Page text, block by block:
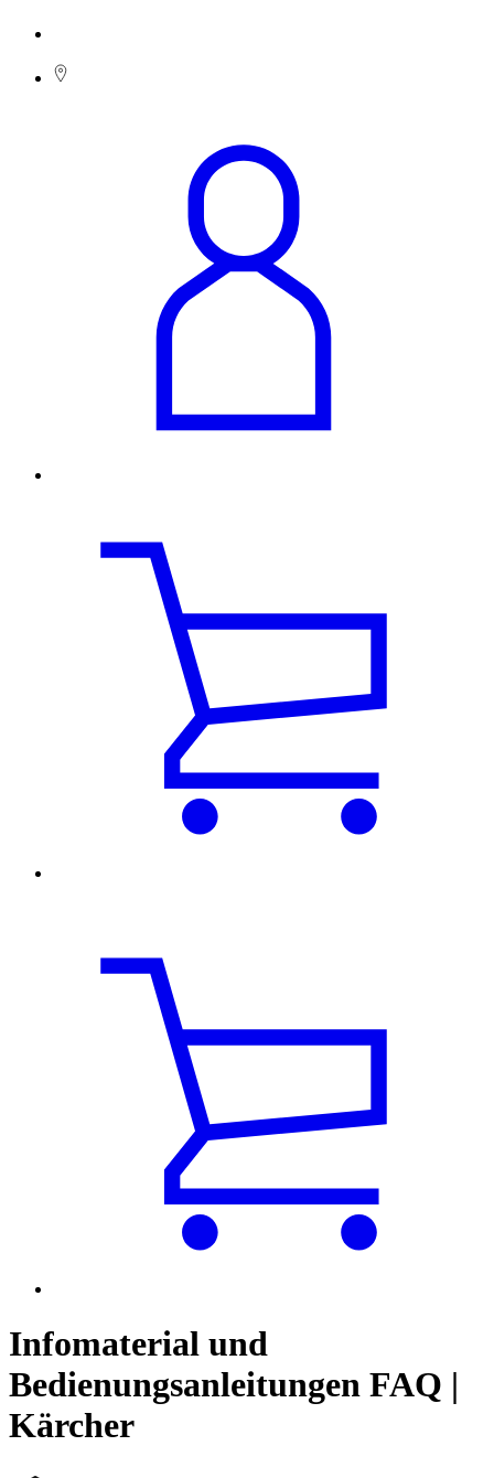
Infomaterial und
Bedienungsanleitungen FAQ |
Kärcher